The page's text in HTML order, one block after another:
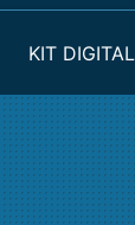
KIT DIGITAL